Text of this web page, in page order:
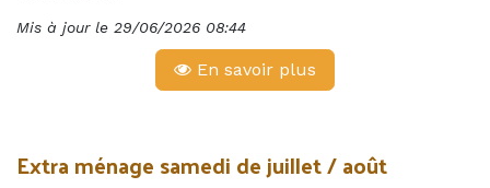
Mis à jour le 29/06/2026 08:44
En savoir plus
Extra ménage samedi de juillet / août